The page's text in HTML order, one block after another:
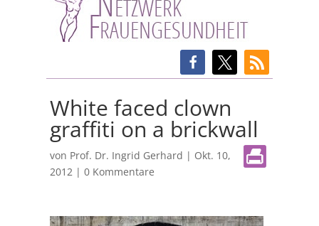
White faced clown
graffiti on a brickwall
von Prof. Dr. Ingrid Gerhard | Okt. 10,
2012 | 0 Kommentare